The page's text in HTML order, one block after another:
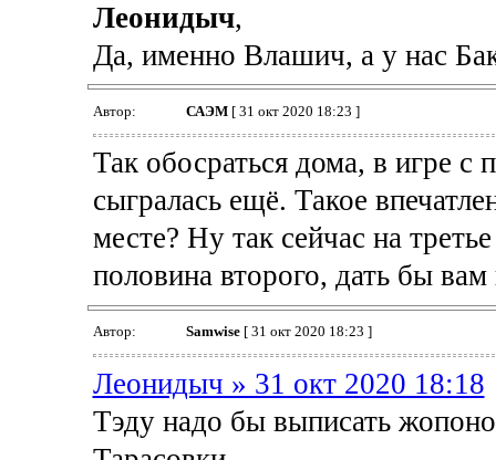
Леонидыч,
Да, именно Влашич, а у нас
Автор: САЭМ[ 31 окт 2020 18:23 ]
Так обосраться дома, в игре с
сыгралась ещё. Такое
месте? Ну так сейчас на
половина второго, дать бы
Автор: Samwise[ 31 окт 2020 18:23 ]
Леонидыч » 31 окт 2020 18:18
Тэду надо бы выписать